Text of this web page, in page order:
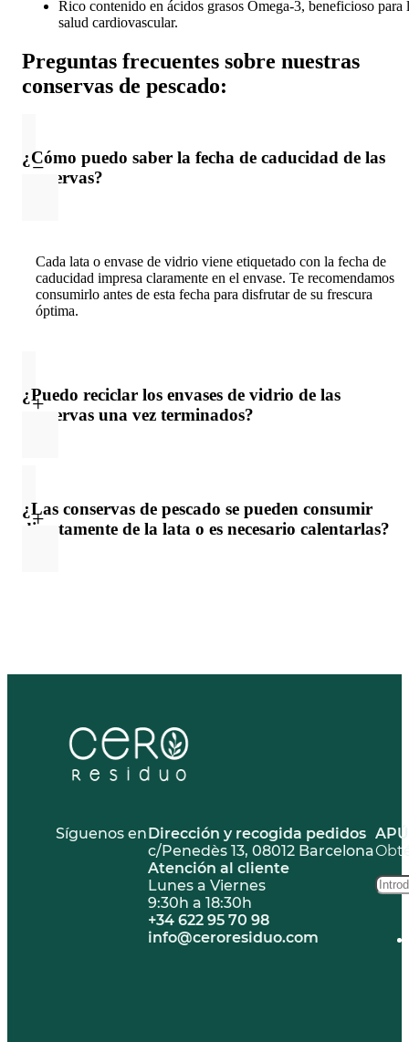
Rico contenido en ácidos grasos Omega-3, beneficioso para
salud cardiovascular.
Preguntas frecuentes sobre nuestras
conservas de pescado:
¿Cómo puedo saber la fecha de caducidad de las
conservas?
Cada lata o envase de vidrio viene etiquetado con la fecha de
caducidad impresa claramente en el envase. Te recomendamos
consumirlo antes de esta fecha para disfrutar de su frescura
óptima.
¿Puedo reciclar los envases de vidrio de las
conservas una vez terminados?
vidrio para reducir el impacto ambiental. Puedes depositarlos en
los contenedores destinados al vidrio para su posterior reciclaje.
¿Las conservas de pescado se pueden consumir
directamente de la lata o es necesario calentarlas?
Síguenos enDirección y recogida pedidos
c/Penedès 13, 08012 Barcelona
Atención al cliente
Lunes a Viernes
9:30h a 18:30h
+34 622 95 70 98
info@ceroresiduo.com